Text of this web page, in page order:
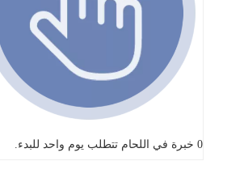
0 خبرة في اللحام تتطلب يوم واحد للبدء.